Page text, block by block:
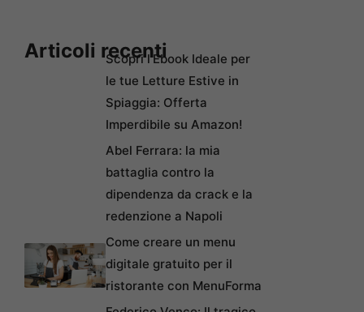
Articoli recentiScopri l’Ebook Ideale per
le tue Letture Estive in
Spiaggia: Offerta
Imperdibile su Amazon!
Abel Ferrara: la mia
battaglia contro la
dipendenza da crack e la
redenzione a Napoli
Come creare un menu
digitale gratuito per il
ristorante con MenuForma